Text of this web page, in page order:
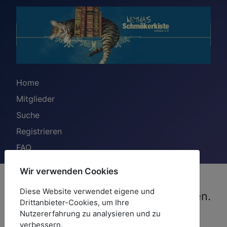
Home
Mitglieder
Suche
Registrieren
FAQ
hinterlegte E-Mail-Adresse eingeben.
Der Benutzername wird dann an
Wir verwenden Cookies
Diese Website verwendet eigene und
Drittanbieter-Cookies, um Ihre
Nutzererfahrung zu analysieren und zu
verbessern.